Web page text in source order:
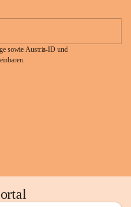
sowie Austria-ID und